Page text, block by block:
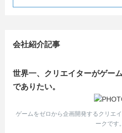
■人事・採用
事業務全般に携わります。
メイン業務としてはゲーム開発
大規模ゲーム開発プロジェクト
リーズを、定めたクオリティと
会社紹介記事
世界一、クリエイターがゲー
でありたい。
ゲームをゼロから企画開発するクリエ
ークです。